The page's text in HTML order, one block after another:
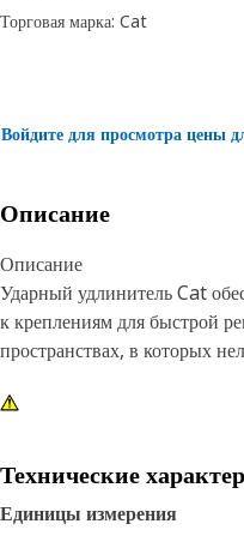
Торговая марка: Cat
Войдите для просмотра цены
Описание
Описание
Ударный удлинитель Cat
к креплениям для быстрой
пространствах, в которых
Стальной 11-дюймовый
присоединительный
• Конструкция с пальцем для
Технические
Единицы измерения